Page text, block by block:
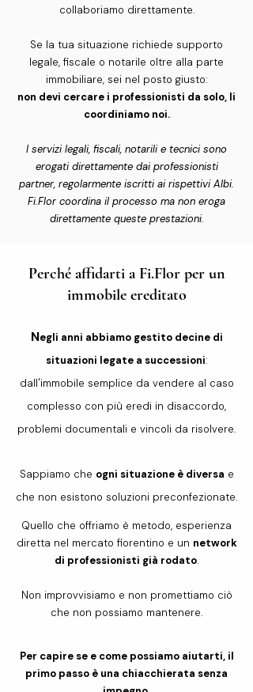
collaboriamo direttamente.
Se la tua situazione richiede supporto
legale, fiscale o notarile oltre alla parte
immobiliare, sei nel posto giusto:
non devi cercare i professionisti da solo, li
coordiniamo noi.
I servizi legali, fiscali, notarili e tecnici sono
erogati direttamente dai professionisti
partner, regolarmente iscritti ai rispettivi Albi.
Fi.Flor coordina il processo ma non eroga
direttamente queste prestazioni.
Perché affidarti a Fi.Florper un
immobile ereditato
Negli anni abbiamo gestito decine di
situazioni legate a successioni:
dall'immobile semplice da vendere al caso
complesso con più eredi in disaccordo,
problemi documentali e vincoli da risolvere.
Sappiamo che ogni situazione è diversa e
che non esistono soluzioni preconfezionate.
Quello che offriamo è metodo, esperienza
diretta nel mercato fiorentino e un network
di professionisti già rodato.
Non improvvisiamo e non promettiamo ciò
che non possiamo mantenere.
Per capire se e come possiamo aiutarti, il
primo passo è una chiacchierata senza